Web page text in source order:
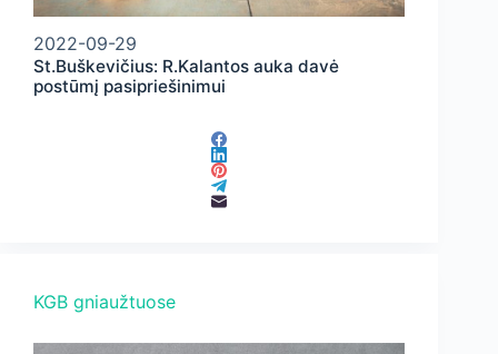
2022-09-29
St.Buškevičius: R.Kalantos auka davė
postūmį pasipriešinimui
KGB gniaužtuose